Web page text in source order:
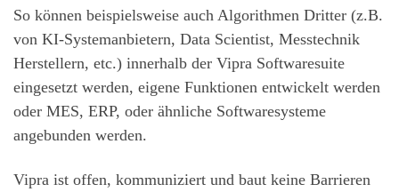
So können beispielsweise auch Algorithmen Dritter (z.B.
von KI-Systemanbietern, Data Scientist, Messtechnik
Herstellern, etc.) innerhalb der Vipra Softwaresuite
eingesetzt werden, eigene Funktionen entwickelt werden
oder MES, ERP, oder ähnliche Softwaresysteme
angebunden werden.
Vipra ist offen, kommuniziert und baut keine Barrieren